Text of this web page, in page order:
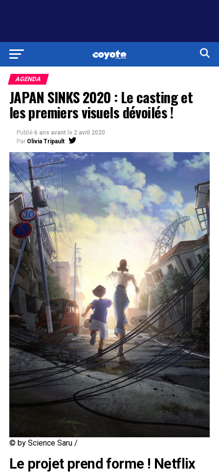
AGENDA
JAPAN SINKS 2020 : Le casting et
les premiers visuels dévoilés !
Publié 6 ans avant le 2 avril 2020
Par Olivia Tripault
© by Science Saru /
Le projet prend forme ! Netflix